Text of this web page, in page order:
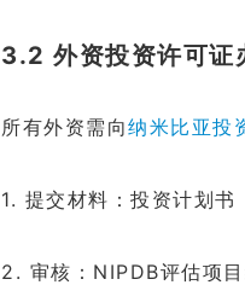
3.2 外资投资许可证
所有外资需向纳米比亚投
1. 提交材料：投资计划
2. 审核：NIPDB评估项